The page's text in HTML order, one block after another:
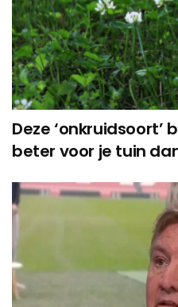
Deze ‘onkruidsoort’
beter voor je tuin